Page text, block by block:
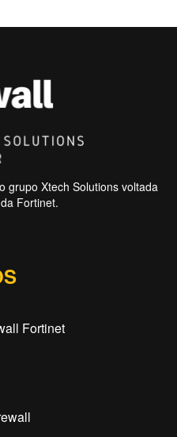
grupo Xtech Solutions voltada
Fortinet.
Fortinet